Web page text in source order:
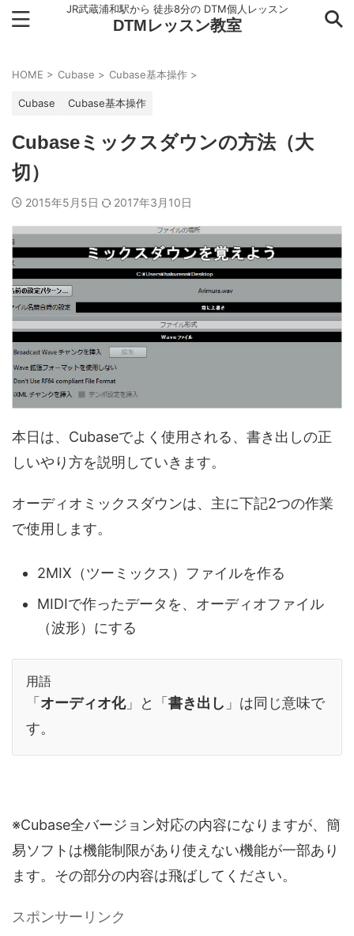
JR武蔵浦和駅から 徒歩8分の DTM個人レッスン
DTMレッスン教室
HOME > Cubase > Cubase基本操作 >
Cubase Cubase基本操作
Cubaseミックスダウンの方法（大
切）
2015年5月5日 2017年3月10日
本日は、Cubaseでよく使用される、書き出しの正
しいやり方を説明していきます。
オーディオミックスダウンは、主に下記2つの作業
で使用します。
2MIX（ツーミックス）ファイルを作る
MIDIで作ったデータを、オーディオファイル
（波形）にする
用語
「 オーディオ化」と「 書き出し 」は同じ意味で
す。
※Cubase全バージョン対応の内容になりますが、簡
易ソフトは機能制限があり使えない機能が一部あり
ます。その部分の内容は飛ばしてください。
スポンサーリンク